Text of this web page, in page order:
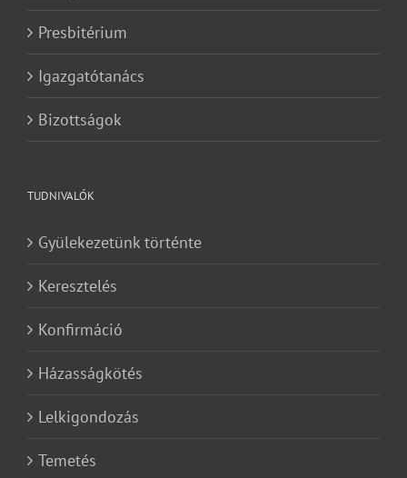
Presbitérium
Igazgatótanács
Bizottságok
TUDNIVALÓK
Gyülekezetünk történte
Keresztelés
Konfirmáció
Házasságkötés
Lelkigondozás
Temetés